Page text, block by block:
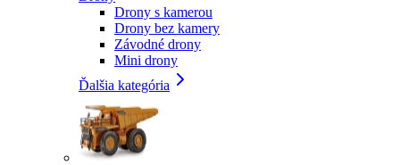
Drony s kamerou
Drony bez kamery
Závodné drony
Mini drony
Ďalšia kategória